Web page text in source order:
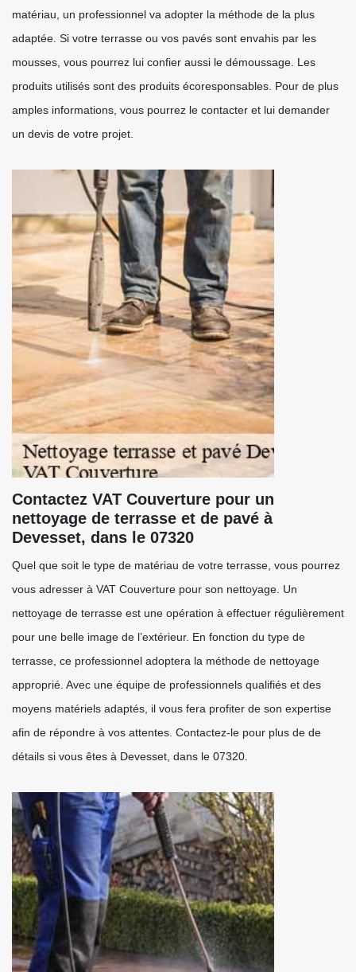
matériau, un professionnel va adopter la méthode de la plus
adaptée. Si votre terrasse ou vos pavés sont envahis par les
mousses, vous pourrez lui confier aussi le démoussage. Les
produits utilisés sont des produits écoresponsables. Pour de plus
amples informations, vous pourrez le contacter et lui demander
un devis de votre projet.
Contactez VAT Couverture pour un
nettoyage de terrasse et de pavé à
Devesset, dans le 07320
Quel que soit le type de matériau de votre terrasse, vous pourrez
vous adresser à VAT Couverture pour son nettoyage. Un
nettoyage de terrasse est une opération à effectuer régulièrement
pour une belle image de l’extérieur. En fonction du type de
terrasse, ce professionnel adoptera la méthode de nettoyage
approprié. Avec une équipe de professionnels qualifiés et des
moyens matériels adaptés, il vous fera profiter de son expertise
afin de répondre à vos attentes. Contactez-le pour plus de de
détails si vous êtes à Devesset, dans le 07320.